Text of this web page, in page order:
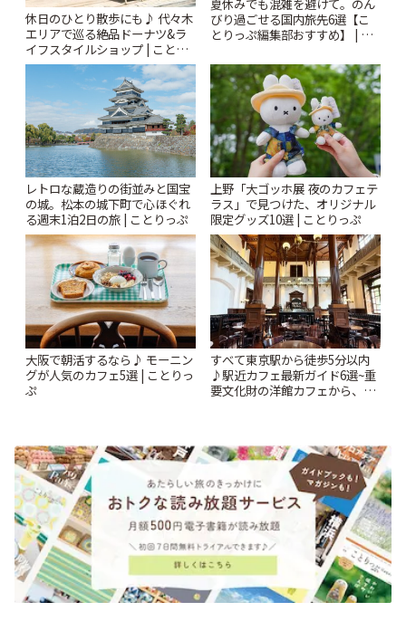
休日のひとり散歩にも♪ 代々木
エリアで巡る絶品ドーナツ&ラ
イフスタイルショップ | ことり
っぷ
夏休みでも混雑を避けて。のん
びり過ごせる国内旅先6選【こ
とりっぷ編集部おすすめ】 | こ
レトロな蔵造りの街並みと国宝
の城。松本の城下町で心ほぐれ
る週末1泊2日の旅 | ことりっぷ
上野「大ゴッホ展 夜のカフェテ
ラス」で見つけた、オリジナル
限定グッズ10選 | ことりっぷ
大阪で朝活するなら♪ モーニン
グが人気のカフェ5選 | ことりっ
ぷ
すべて東京駅から徒歩5分以内
♪駅近カフェ最新ガイド6選~重
要文化財の洋館カフェから、改